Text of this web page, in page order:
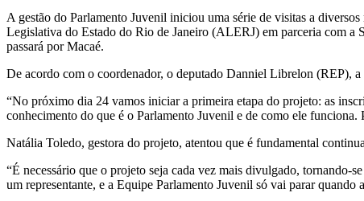
A gestão do Parlamento Juvenil iniciou uma série de visitas a
Legislativa do Estado do Rio de Janeiro (ALERJ) em parceria com a
passará por Macaé.
De acordo com o coordenador, o deputado Danniel Librelon (REP), a
“No próximo dia 24 vamos iniciar a primeira etapa do projeto: as
conhecimento do que é o Parlamento Juvenil e de como ele funciona.
Natália Toledo, gestora do projeto, atentou que é fundamental
“É necessário que o projeto seja cada vez mais divulgado, tornando-
um representante, e a Equipe Parlamento Juvenil só vai parar